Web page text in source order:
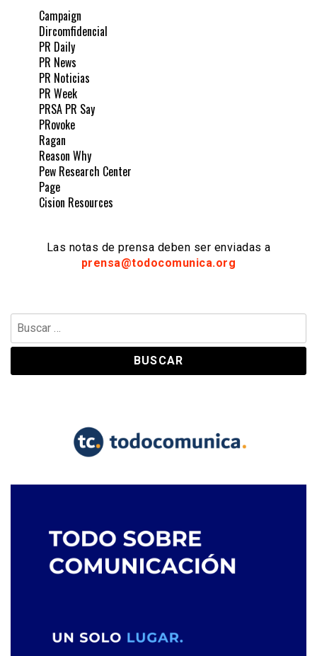
Campaign
Dircomfidencial
PR Daily
PR News
PR Noticias
PR Week
PRSA PR Say
PRovoke
Ragan
Reason Why
Pew Research Center
Page
Cision Resources
Las notas de prensa deben ser enviadas a
prensa@todocomunica.org
Buscar: